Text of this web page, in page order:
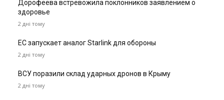
Дорофеева встревожила поклонников заявлением о
здоровье
2 дні тому
ЕС запускает аналог Starlink для обороны
2 дні тому
ВСУ поразили склад ударных дронов в Крыму
2 дні тому